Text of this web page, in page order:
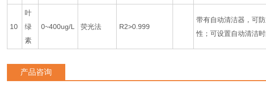
10
叶
绿
素
0~400ug/L 荧光法 R2>0.999
带有自动清洁器，可
性；可设置自动清洁
产品咨询